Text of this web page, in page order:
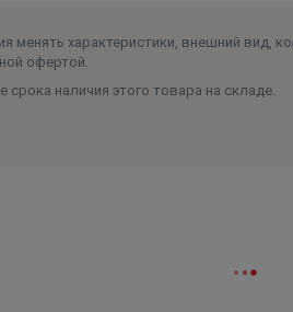
менять характеристики, внешний вид,
офертой.
наличия этого товара на складе.